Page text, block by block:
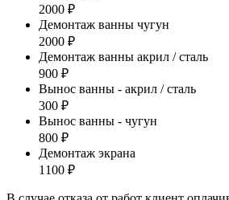
2000 ₽
Демонтаж ванны чугун
2000 ₽
Демонтаж ванны акрил / сталь
900 ₽
Вынос ванны - акрил / сталь
300 ₽
Вынос ванны - чугун
800 ₽
Демонтаж экрана
1100 ₽